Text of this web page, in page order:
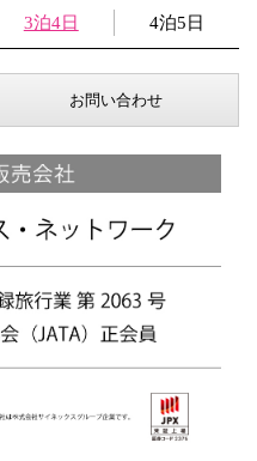
3泊4日 4泊5日
お問い合わせ